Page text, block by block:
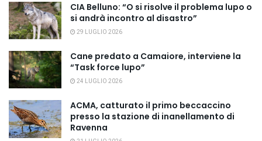
CIA Belluno: “O si risolve il problema lupo o
si andrà incontro al disastro”
29 LUGLIO 2026
Cane predato a Camaiore, interviene la
“Task force lupo”
24 LUGLIO 2026
ACMA, catturato il primo beccaccino
presso la stazione di inanellamento di
Ravenna